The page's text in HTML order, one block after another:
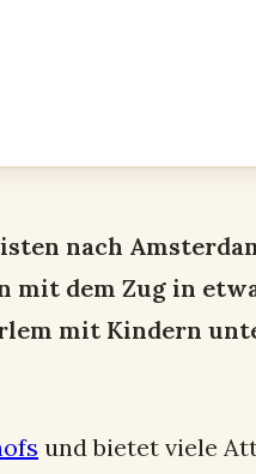
nach
mit dem Zug in
mit Kindern
und bietet viele